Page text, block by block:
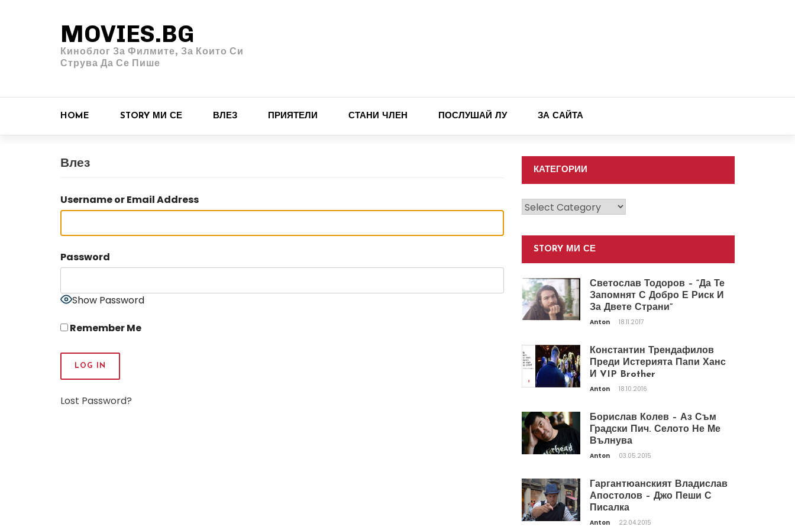
MOVIES.BG
Киноблог За Филмите, За Които Си
Струва Да Се Пише
HOME STORY МИ СЕ ВЛЕЗ ПРИЯТЕЛИ СТАНИ ЧЛЕН ПОСЛУШАЙ ЛУ ЗА САЙТА
Влез
Username or Email Address
Password
Show Password
Remember Me
Lost Password?
КАТЕГОРИИ
Категории
STORY МИ СЕ
Светослав Тодоров – “Да Те
Запомнят С Добро Е Риск И
За Двете Страни”
Anton 18.11.2017
Константин Трендафилов
Преди Истерията Папи Ханс
И VIP Brother
Anton 18.10.2016
Борислав Колев – Аз Съм
Градски Пич. Селото Не Ме
Вълнува
Anton 03.05.2015
Гаргантюанският Владислав
Апостолов – Джо Пеши С
Писалка
Anton 22.04.2015